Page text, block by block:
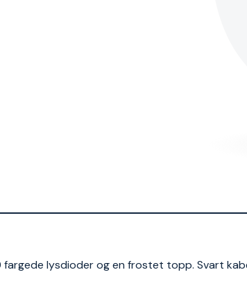
lysdioder og en frostet topp. Svart